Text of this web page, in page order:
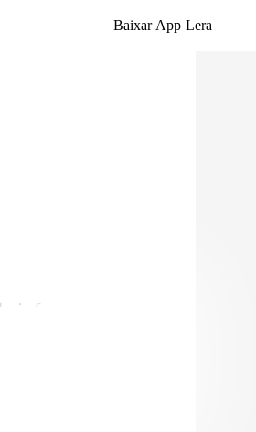
Baixar App Lera
um perfume